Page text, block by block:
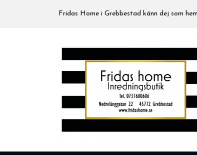
Fridas Home i Grebbestad känn dej som